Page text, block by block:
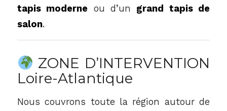
tapis moderne ou d’un grand tapis de
salon.
ZONE D’INTERVENTION
Loire-Atlantique
Nous couvrons toute la région autour de